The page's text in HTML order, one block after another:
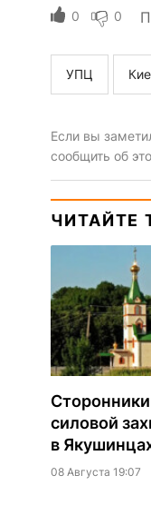
0 0
УПЦ
Если вы
сообщить об
ЧИТАЙТЕ
силовой
в
08 Августа 19:07